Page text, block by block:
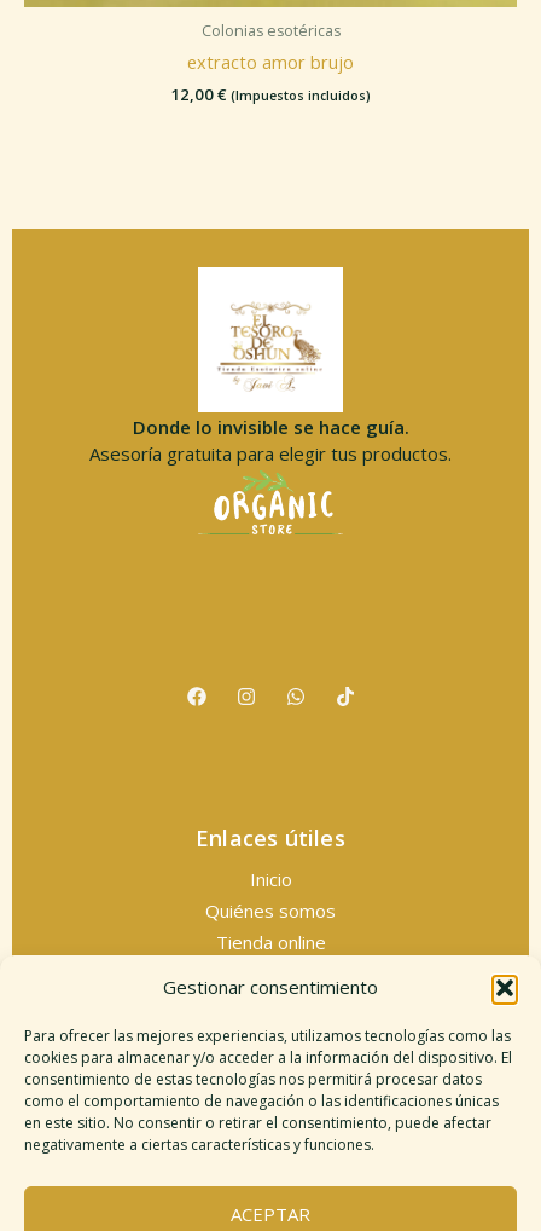
Gestionar consentimiento
Para ofrecer las mejores experiencias, utilizamos tecnologías como las
cookies para almacenar y/o acceder a la información del dispositivo. El
consentimiento de estas tecnologías nos permitirá procesar datos
como el comportamiento de navegación o las identificaciones únicas
en este sitio. No consentir o retirar el consentimiento, puede afectar
negativamente a ciertas características y funciones.
ACEPTAR
Colonias esotéricas
extracto amor brujo
12,00€ (Impuestos incluidos)
Donde lo invisible se hace guía.
Asesoría gratuita para elegir tus productos.
Enlaces útiles
Inicio
Quiénes somos
Tienda online
Información legal
Descargo de responsabilidad
Política de cookies